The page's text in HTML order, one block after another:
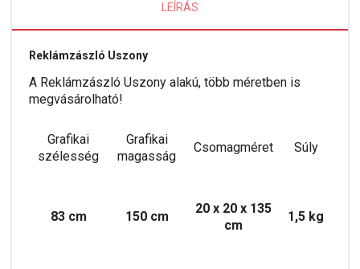
LEÍRÁS
Reklámzászló Uszony
A Reklámzászló Uszony alakú, több méretben is
megvásárolható!
Grafikai
szélesség
Grafikai
magasság
Csomagméret Súly
83 cm 150 cm
20 x 20 x 135
cm
1,5 kg